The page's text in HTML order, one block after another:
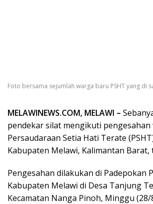
Foto bersama sejumlah warga baru PSHT yang di
MELAWINEWS.COM, MELAWI –
pendekar silat mengikuti
Persaudaraan Setia Hati Terate
Kabupaten Melawi, Kalimantan Barat,
Pengesahan dilakukan di Padepokan
Kabupaten Melawi di Desa Tanjung
Kecamatan Nanga Pinoh, Minggu (28/